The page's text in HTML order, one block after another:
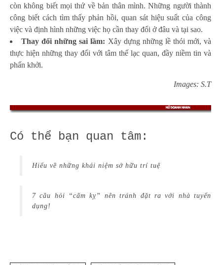
còn không biết mọi thứ về bản thân mình. Những người thành
công biết cách tìm thấy phản hồi, quan sát hiệu suất của công
việc và định hình những việc họ cần thay đổi ở đâu và tại sao.
Thay đổi những sai lầm: Xây dựng những lề thói mới, và
thực hiện những thay đổi với tâm thế lạc quan, đầy niềm tin và
phấn khởi.
Images: S.T
Có thể bạn quan tâm:
Hiểu về những khái niệm sở hữu trí tuệ
7 câu hỏi “cấm kỵ” nên tránh đặt ra với nhà tuyển
dụng!